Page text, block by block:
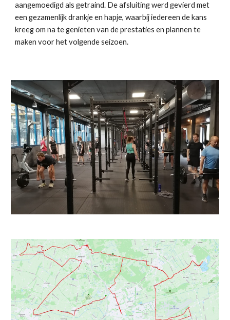
aangemoedigd als getraind. De afsluiting werd gevierd met
een gezamenlijk drankje en hapje, waarbij iedereen de kans
kreeg om na te genieten van de prestaties en plannen te
maken voor het volgende seizoen.